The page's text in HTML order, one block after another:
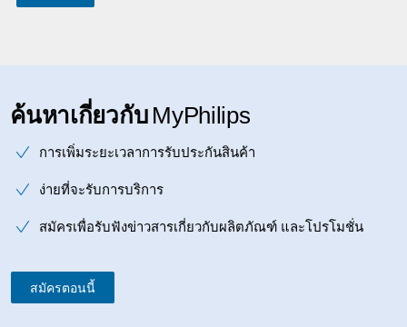
ค้นหาเกี่ยวกับ MyPhilips
การเพิ่มระยะเวลาการรับประกันสินค้า
ง่ายที่จะรับการบริการ
สมัครเพื่อรับฟังข่าวสารเกี่ยวกับผลิตภัณฑ์ และโปรโมชั่น
สมัครตอนนี้